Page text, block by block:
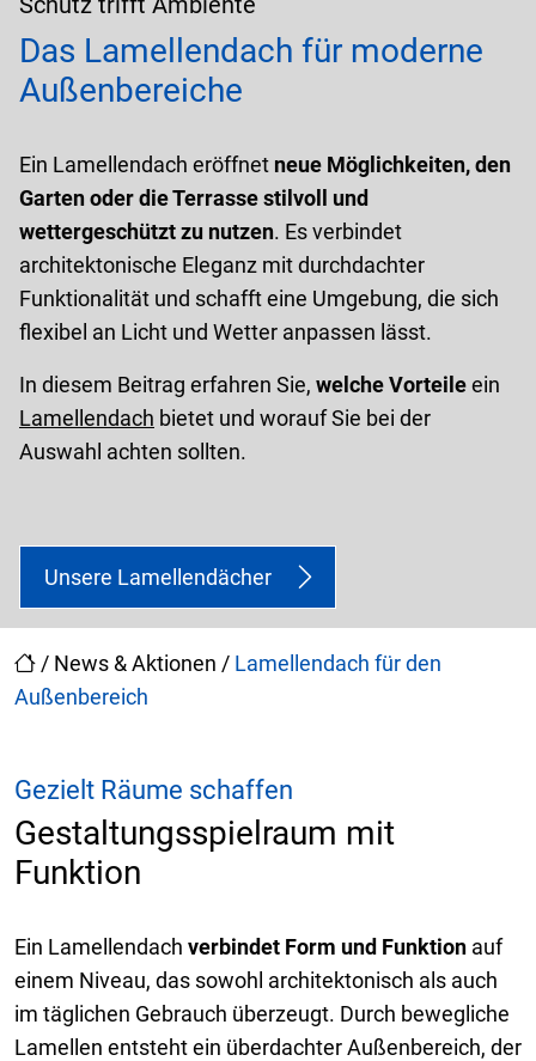
/ News & Aktionen / Lamellendach für den
Außenbereich
Das Lamellendach für moderne
Außenbereiche
Ein Lamellendach eröffnet neue Möglichkeiten, den
Garten oder die Terrasse stilvoll und
wettergeschützt zu nutzen. Es verbindet
architektonische Eleganz mit durchdachter
Funktionalität und schafft eine Umgebung, die sich
flexibel an Licht und Wetter anpassen lässt.
In diesem Beitrag erfahren Sie, welche Vorteileein
Lamellendach bietet und worauf Sie bei der
Auswahl achten sollten.
Unsere Lamellendächer
Gezielt Räume schaffen
Gestaltungsspielraum mit
Funktion
Ein Lamellendach verbindet Form und Funktion auf
einem Niveau, das sowohl architektonisch als auch
im täglichen Gebrauch überzeugt. Durch bewegliche
Lamellen entsteht ein überdachter Außenbereich, der